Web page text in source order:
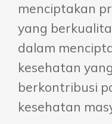
menciptakan
yang
dalam
kesehatan
berkontribusi
kesehatan